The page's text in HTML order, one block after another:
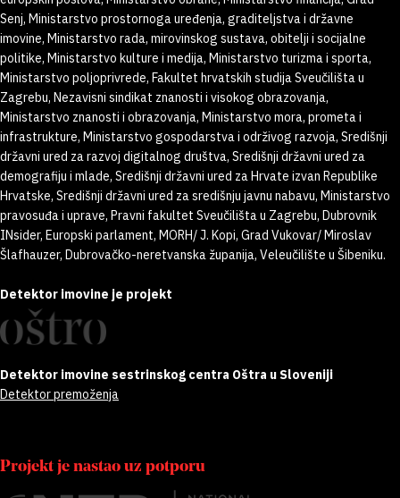
Senj, Ministarstvo prostornoga uređenja, graditeljstva i državne
imovine, Ministarstvo rada, mirovinskog sustava, obitelji i socijalne
politike, Ministarstvo kulture i medija, Ministarstvo turizma i sporta,
Ministarstvo poljoprivrede, Fakultet hrvatskih studija Sveučilišta u
Zagrebu, Nezavisni sindikat znanosti i visokog obrazovanja,
Ministarstvo znanosti i obrazovanja, Ministarstvo mora, prometa i
infrastrukture, Ministarstvo gospodarstva i održivog razvoja, Središnji
državni ured za razvoj digitalnog društva, Središnji državni ured za
demografiju i mlade, Središnji državni ured za Hrvate izvan Republike
Hrvatske, Središnji državni ured za središnju javnu nabavu, Ministarstvo
pravosuđa i uprave, Pravni fakultet Sveučilišta u Zagrebu, Dubrovnik
INsider, Europski parlament, MORH/ J. Kopi, Grad Vukovar/ Miroslav
Šlafhauzer, Dubrovačko-neretvanska županija, Veleučilište u Šibeniku.
Detektor imovine je projekt
Detektor imovine sestrinskog centra Oštra u Sloveniji
Detektor premoženja
Projekt je nastao uz potporu